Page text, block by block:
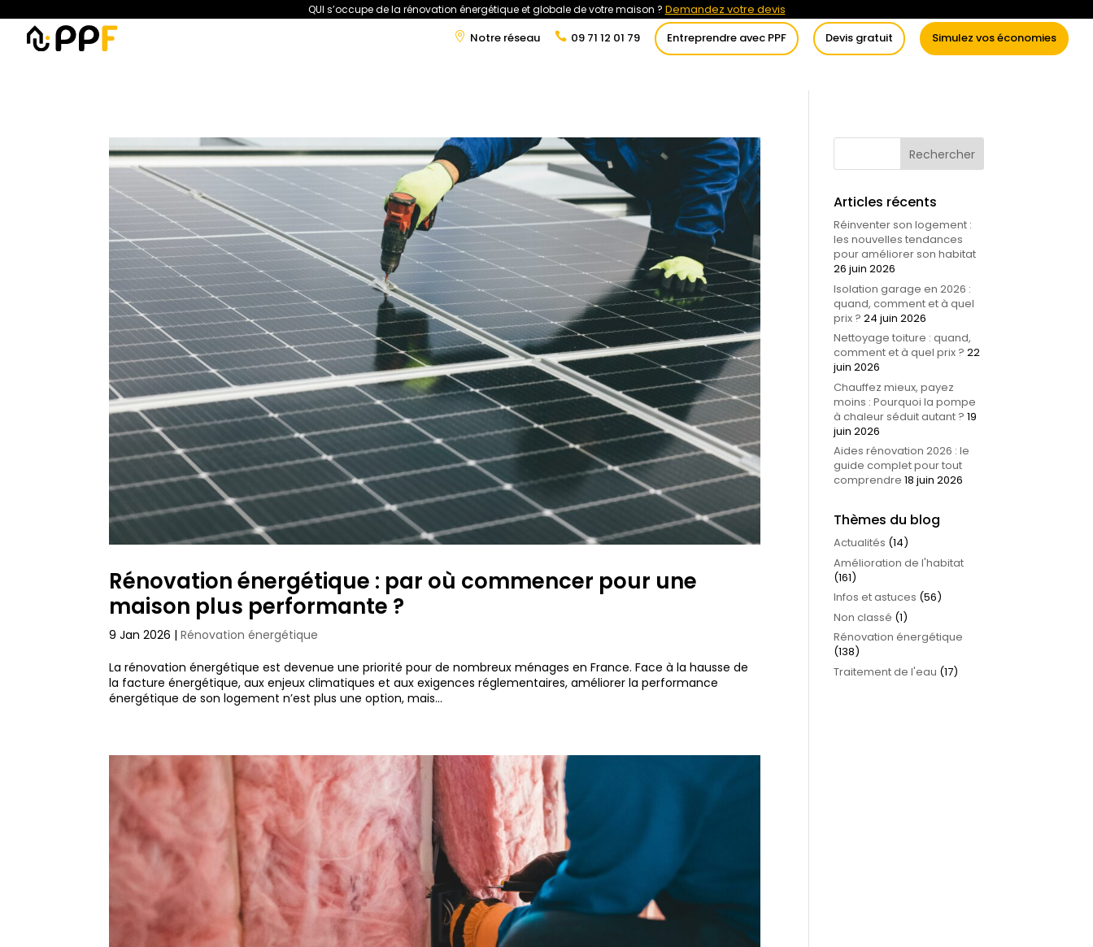
QUI s’occupe de la rénovation énergétique et globale de votre maison ? Demandez votre devis
Notre réseau
09 71 12 01 79 Entreprendre avec PPF Devis gratuit Simulez vos économies
Rénovation Énergétique Énergies Renouvelables Traitement de l’eau Conseils
Rénovation énergétique : par où commencer pour une
maison plus performante ?
9 Jan 2026 |Rénovation énergétique
La rénovation énergétique est devenue une priorité pour de nombreux ménages en France. Face à la hausse de
la facture énergétique, aux enjeux climatiques et aux exigences réglementaires, améliorer la performance
énergétique de son logement n’est plus une option, mais...
Articles récents
Réinventer son logement :
les nouvelles tendances
pour améliorer son habitat
26 juin 2026
Isolation garage en 2026 :
quand, comment et à quel
prix ? 24 juin 2026
Nettoyage toiture : quand,
comment et à quel prix ? 22
juin 2026
Chauffez mieux, payez
moins : Pourquoi la pompe
à chaleur séduit autant ? 19
juin 2026
Aides rénovation 2026 : le
guide complet pour tout
comprendre 18 juin 2026
Thèmes du blog
Actualités (14)
Amélioration de l'habitat
(161)
Infos et astuces (56)
Non classé (1)
Rénovation énergétique
(138)
Traitement de l'eau (17)